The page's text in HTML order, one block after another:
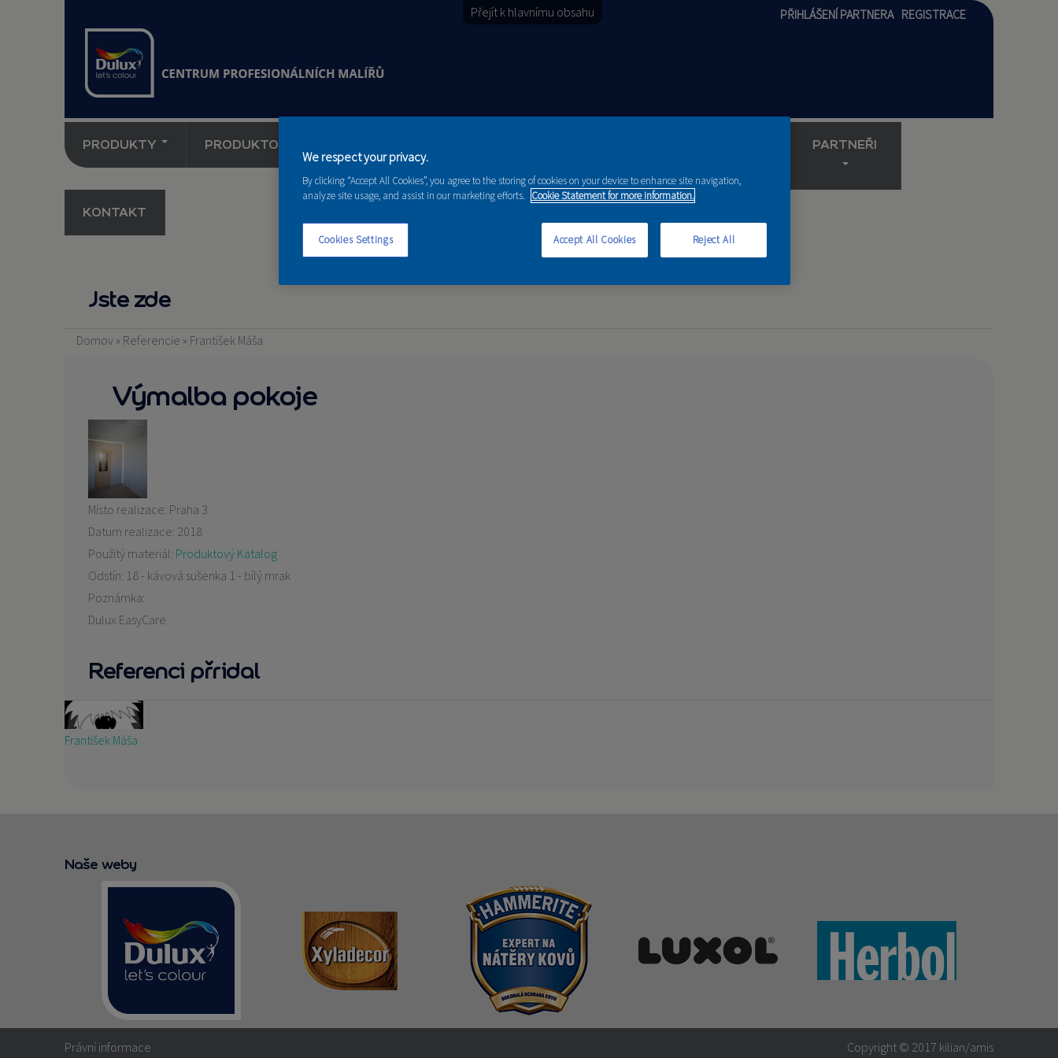
Přejít k hlavnímu obsahu PŘIHLÁŠENÍ PARTNERA REGISTRACE
PRODUKTY PRODUKTOVÉ NOVINKY PARTNEŘI
KONTAKT
Jste zde
Domov » Referencie » František Máša
Výmalba pokoje
Místo realizace: Praha 3
Datum realizace: 2018
Použitý materiál: Produktový Katalog
Odstín: 18 - kávová sušenka 1 - bílý mrak
Poznámka:
Dulux EasyCare
Referenci přridal
František Máša
Naše weby
Copyright © 2017 kilian/amis
Právní informace
We respect your privacy.
By clicking “Accept All Cookies”, you agree to the storing of cookies on your device to enhance site navigation,
analyze site usage, and assist in our marketing efforts. Cookie Statement for more information.
Cookies Settings Reject All
Accept All Cookies